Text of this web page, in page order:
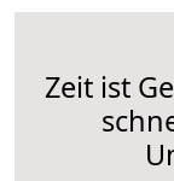
Zeit ist